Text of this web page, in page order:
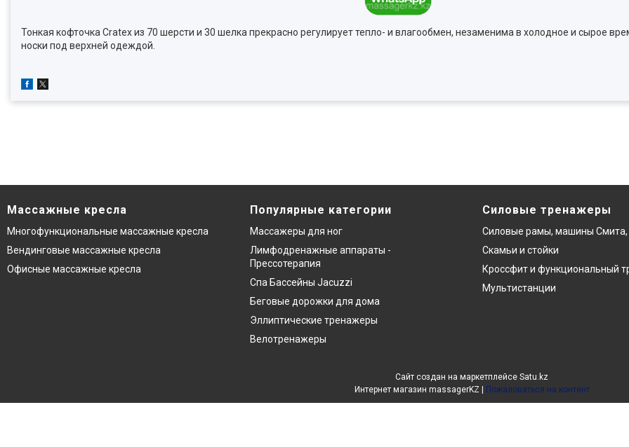
Тонкая кофточка Cratex из 70 шерсти и 30 шелка прекрасно регулирует тепло- и влагообмен, незаменима в холодное и сырое
носки под верхней одеждой.
Массажные кресла
Многофункциональные массажные кресла
Вендинговые массажные кресла
Офисные массажные кресла
Популярные категории
Массажеры для ног
Лимфодренажные аппараты -
Прессотерапия
Спа Бассейны Jacuzzi
Беговые дорожки для дома
Эллиптические тренажеры
Велотренажеры
Силовые тренажеры
Силовые рамы, машины Смита,
Скамьи и стойки
Кроссфит и функциональный
Мультистанции
Сайт создан на маркетплейсе Satu.kz
Пожаловаться на контент